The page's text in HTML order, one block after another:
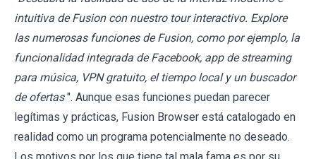
intuitiva de Fusion con nuestro tour interactivo. Explore
las numerosas funciones de Fusion, como por ejemplo, la
funcionalidad integrada de Facebook, app de streaming
para música, VPN gratuito, el tiempo local y un buscador
de ofertas ". Aunque esas funciones puedan parecer
legítimas y prácticas, Fusion Browser está catalogado en
realidad como un programa potencialmente no deseado.